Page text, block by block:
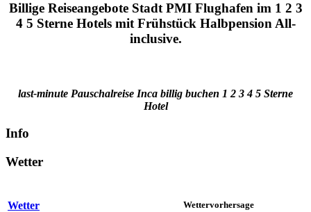
Billige Reiseangebote Stadt PMI Flughafen im 1 2 3
4 5 Sterne Hotels mit Frühstück Halbpension All-
inclusive.
last-minute Pauschalreise Inca billig buchen 1 2 3 4 5 Sterne
Hotel
Info
Wetter
Wetter Wettervorhersage